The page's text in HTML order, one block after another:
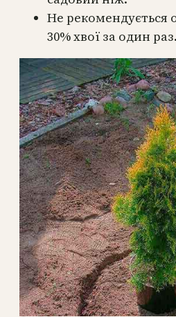
Не рекомендується
30% хвої за один раз.